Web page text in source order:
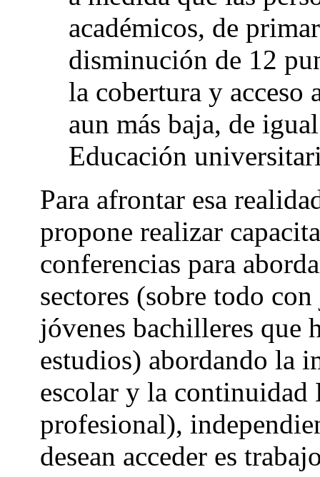
académicos, de
disminución de 12
la cobertura y acceso
aun más baja, de
Educación
Para afrontar esa
propone realizar
conferencias para
sectores (sobre todo
jóvenes bachilleres que
estudios) abordando la
escolar y la continuidad
profesional),
desean acceder es